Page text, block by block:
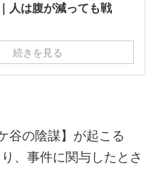
人は腹が減っても戦
続きを見る
谷の陰謀】が起こる
、事件に関与したとさ